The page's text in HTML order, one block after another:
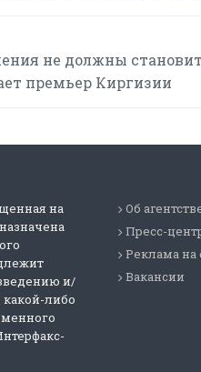
не должны
премьер Киргизии
на
и/
либо
Об
Пресс-
Реклама на
Вакансии